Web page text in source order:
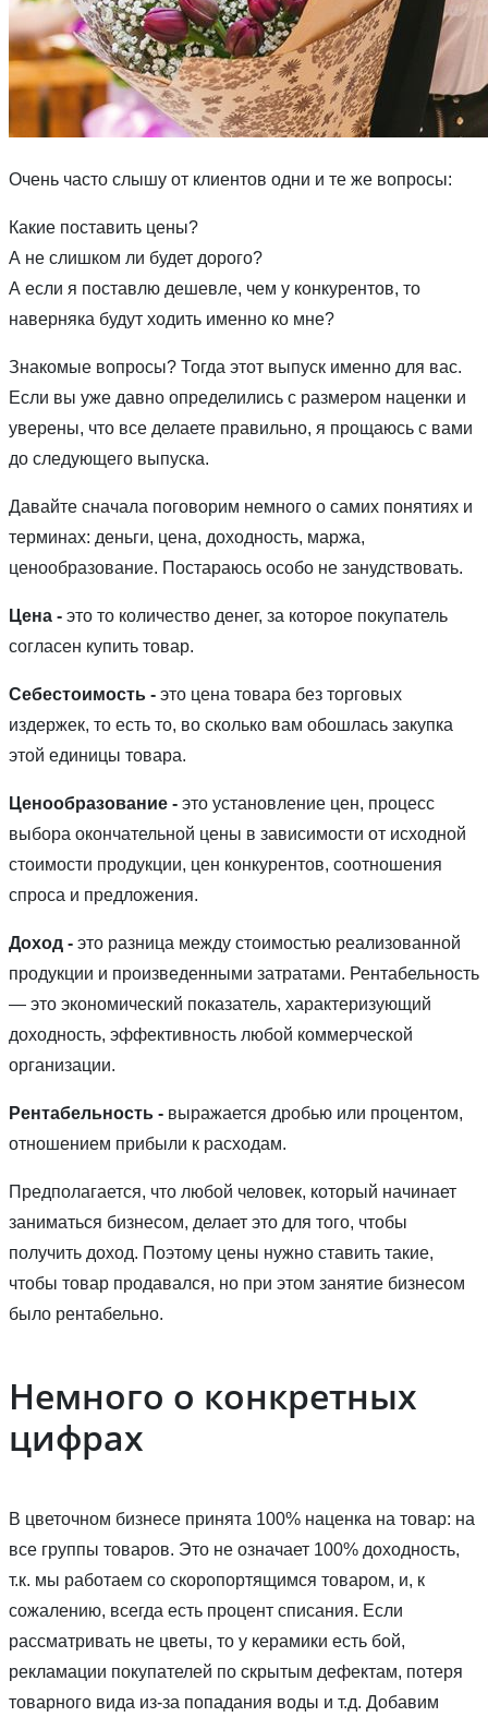
Очень часто слышу от клиентов одни и те же вопросы:
Какие поставить цены?
А не слишком ли будет дорого?
А если я поставлю дешевле, чем у конкурентов, то
наверняка будут ходить именно ко мне?
Знакомые вопросы? Тогда этот выпуск именно для вас.
Если вы уже давно определились с размером наценки и
уверены, что все делаете правильно, я прощаюсь с вами
до следующего выпуска.
Давайте сначала поговорим немного о самих понятиях и
терминах: деньги, цена, доходность, маржа,
ценообразование. Постараюсь особо не занудствовать.
Цена - это то количество денег, за которое покупатель
согласен купить товар.
Себестоимость - это цена товара без торговых
издержек, то есть то, во сколько вам обошлась закупка
этой единицы товара.
Ценообразование - это установление цен, процесс
выбора окончательной цены в зависимости от исходной
стоимости продукции, цен конкурентов, соотношения
спроса и предложения.
Доход - это разница между стоимостью реализованной
продукции и произведенными затратами. Рентабельность
— это экономический показатель, характеризующий
доходность, эффективность любой коммерческой
организации.
Рентабельность - выражается дробью или процентом,
отношением прибыли к расходам.
Предполагается, что любой человек, который начинает
заниматься бизнесом, делает это для того, чтобы
получить доход. Поэтому цены нужно ставить такие,
чтобы товар продавался, но при этом занятие бизнесом
было рентабельно.
Немного о конкретных
цифрах
В цветочном бизнесе принята 100% наценка на товар: на
все группы товаров. Это не означает 100% доходность,
т.к. мы работаем со скоропортящимся товаром, и, к
сожалению, всегда есть процент списания. Если
рассматривать не цветы, то у керамики есть бой,
рекламации покупателей по скрытым дефектам, потеря
товарного вида из-за попадания воды и т.д. Добавим